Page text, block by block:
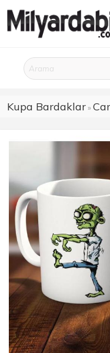
Kupa Bardaklar»